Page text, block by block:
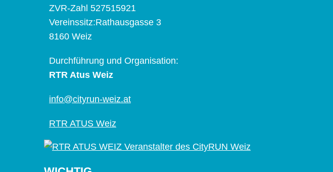
ZVR-Zahl 527515921
Vereinssitz:Rathausgasse 3
8160 Weiz
Durchführung und Organisation:
RTR Atus Weiz
info@cityrun-weiz.at
RTR ATUS Weiz